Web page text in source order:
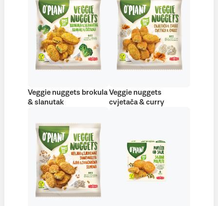
Veggie nuggets brokula
& slanutak
Veggie nuggets
cvjetača & curry